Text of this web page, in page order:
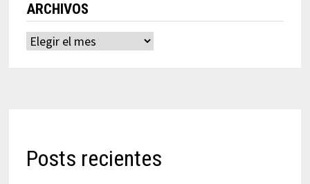
ARCHIVOS
Archivos
Posts recientes